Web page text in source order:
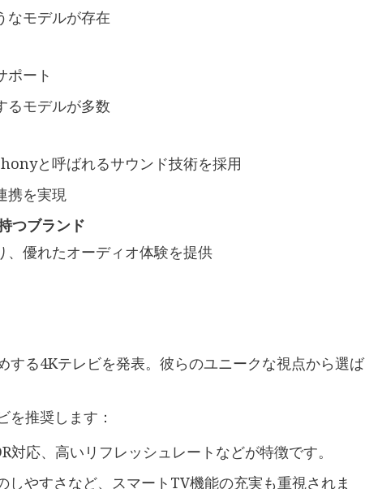
なモデルが存在
ート
るモデルが多数
と呼ばれるサウンド技術を採用
携を実現
つブランド
優れたオーディオ体験を提供
する4Kテレビを発表。彼らのユニークな視点から選ば
を推奨します：
対応、高いリフレッシュレートなどが特徴です。
しやすさなど、スマートTV機能の充実も重視されま